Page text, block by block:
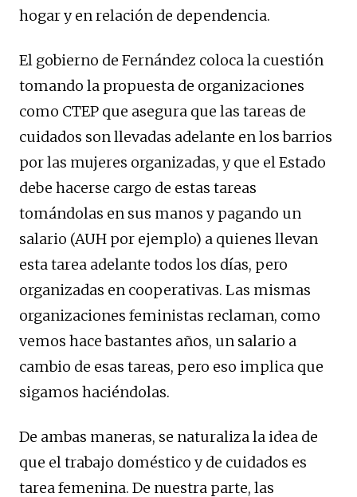
hogar y en relación de dependencia.
El gobierno de Fernández coloca la cuestión
tomando la propuesta de organizaciones
como CTEP que asegura que las tareas de
cuidados son llevadas adelante en los barrios
por las mujeres organizadas, y que el Estado
debe hacerse cargo de estas tareas
tomándolas en sus manos y pagando un
salario (AUH por ejemplo) a quienes llevan
esta tarea adelante todos los días, pero
organizadas en cooperativas. Las mismas
organizaciones feministas reclaman, como
vemos hace bastantes años, un salario a
cambio de esas tareas, pero eso implica que
sigamos haciéndolas.
De ambas maneras, se naturaliza la idea de
que el trabajo doméstico y de cuidados es
tarea femenina. De nuestra parte, las